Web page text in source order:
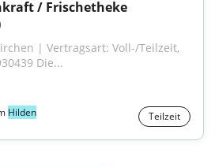
| Vertragsart: Voll-/Teilzeit,
Die...
Hilden Teilzeit